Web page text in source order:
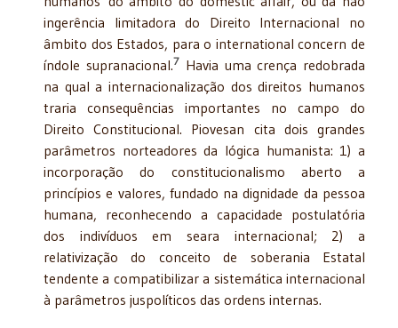
ingerência limitadora do Direito Internacional no
âmbito dos Estados, para o international concern de
índole supranacional.7Havia uma crença redobrada
na qual a internacionalização dos direitos humanos
traria consequências importantes no campo do
Direito Constitucional. Piovesan cita dois grandes
parâmetros norteadores da lógica humanista: 1) a
incorporação do constitucionalismo aberto a
princípios e valores, fundado na dignidade da pessoa
humana, reconhecendo a capacidade postulatória
dos indivíduos em seara internacional; 2) a
relativização do conceito de soberania Estatal
tendente a compatibilizar a sistemática internacional
à parâmetros juspolíticos das ordens internas.